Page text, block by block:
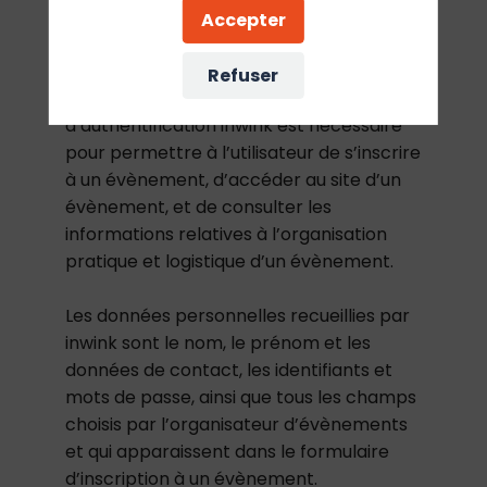
La collecte de certaines données à
d’authentification inwink est nécessaire
pour permettre à l’utilisateur de s’inscrire
à un évènement, d’accéder au site d’un
évènement, et de consulter les
informations relatives à l’organisation
pratique et logistique d’un évènement.
Les données personnelles recueillies par
inwink sont le nom, le prénom et les
données de contact, les identifiants et
mots de passe, ainsi que tous les champs
choisis par l’organisateur d’évènements
et qui apparaissent dans le formulaire
d’inscription à un évènement.
Accepter
Refuser